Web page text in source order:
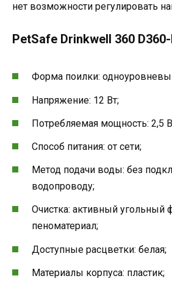
нет возможности регулировать
PetSafe Drinkwell 360
Форма поилки:
Напряжение: 12 Вт;
Потребляемая мощность: 2,5
Способ питания: от сети;
Метод подачи воды: без
водопроводу;
Очистка: активный угольный
пеноматериал;
Доступные расцветки: белая;
Материалы корпуса: пластик;